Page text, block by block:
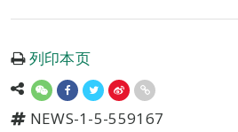
列印本页
NEWS-1-5-559167